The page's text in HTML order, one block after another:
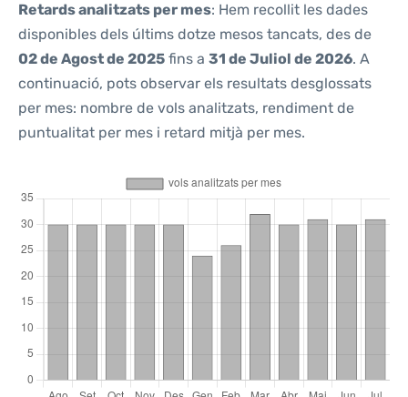
Retards analitzats per mes: Hem recollit les dades
disponibles dels últims dotze mesos tancats, des de
02 de Agost de 2025 fins a 31 de Juliol de 2026. A
continuació, pots observar els resultats desglossats
per mes: nombre de vols analitzats, rendiment de
puntualitat per mes i retard mitjà per mes.